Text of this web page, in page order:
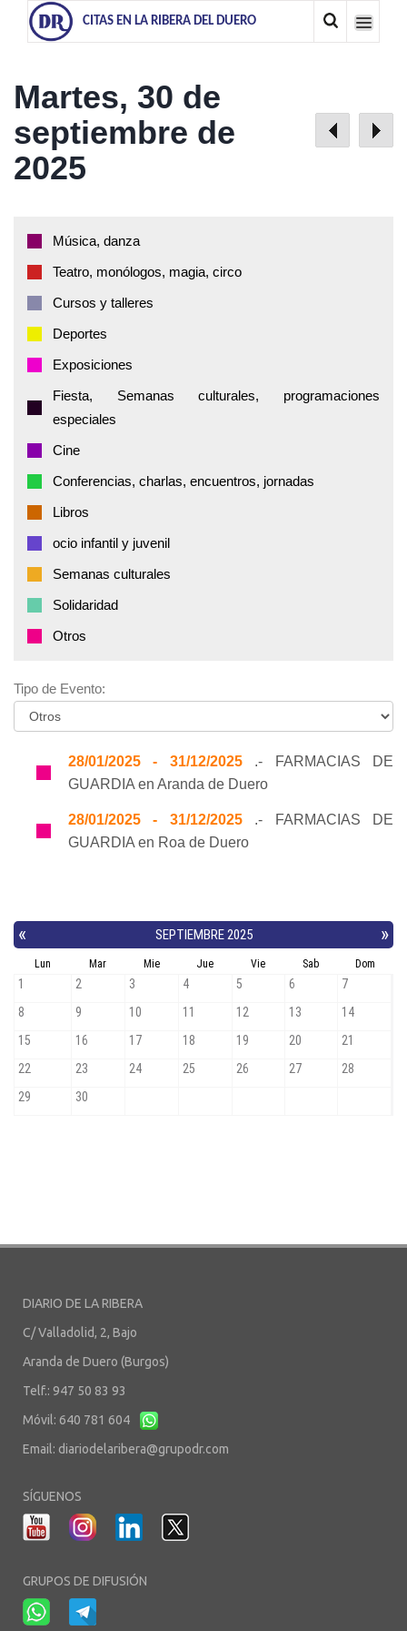
CITAS EN LA RIBERA DEL DUERO
Martes, 30 de
septiembre de
2025
Música, danza
Teatro, monólogos, magia, circo
Cursos y talleres
Deportes
Exposiciones
Fiesta, Semanas culturales, programaciones
especiales
Cine
Conferencias, charlas, encuentros, jornadas
Libros
ocio infantil y juvenil
Semanas culturales
Solidaridad
Otros
Tipo de Evento:
28/01/2025 - 31/12/2025.- FARMACIAS DE
GUARDIA en Aranda de Duero
28/01/2025 - 31/12/2025.- FARMACIAS DE
GUARDIA en Roa de Duero
DIARIO DE LA RIBERA
C/ Valladolid, 2, Bajo
Aranda de Duero (Burgos)
Telf.: 947 50 83 93
Móvil: 640 781 604
Email: diariodelaribera@grupodr.com
SÍGUENOS
GRUPOS DE DIFUSIÓN